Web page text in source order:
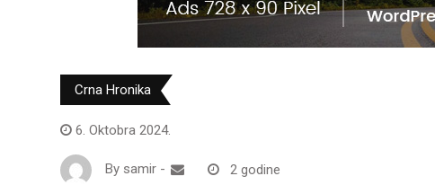
Crna Hronika
6. Oktobra 2024.
By samir - 2 godine